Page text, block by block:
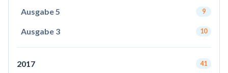
Ausgabe 5 9
Ausgabe 3 10
2017 41